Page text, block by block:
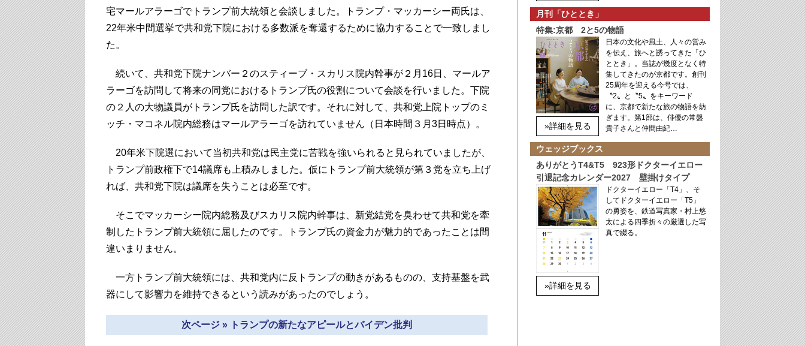
宅マールアラーゴでトランプ前大統領と会談しました。トランプ・マッカーシー両氏は、
22年米中間選挙で共和党下院における多数派を奪還するために協力することで一致しまし
た。
続いて、共和党下院ナンバー２のスティーブ・スカリス院内幹事が２月16日、マールア
ラーゴを訪問して将来の同党におけるトランプ氏の役割について会談を行いました。下院
の２人の大物議員がトランプ氏を訪問した訳です。それに対して、共和党上院トップのミ
ッチ・マコネル院内総務はマールアラーゴを訪れていません（日本時間３月3日時点）。
20年米下院選において当初共和党は民主党に苦戦を強いられると見られていましたが、
トランプ前政権下で14議席も上積みしました。仮にトランプ前大統領が第３党を立ち上げ
れば、共和党下院は議席を失うことは必至です。
そこでマッカーシー院内総務及びスカリス院内幹事は、新党結党を臭わせて共和党を牽
制したトランプ前大統領に屈したのです。トランプ氏の資金力が魅力的であったことは間
違いまりません。
一方トランプ前大統領には、共和党内に反トランプの動きがあるものの、支持基盤を武
器にして影響力を維持できるという読みがあったのでしょう。
次ページ » トランプの新たなアピールとバイデン批判
月刊「ひととき」
特集:京都 2と5の物語
»詳細を見る
日本の文化や風土、人々の営み
を伝え、旅へと誘ってきた「ひ
ととき」。当誌が幾度となく特
集してきたのが京都です。創刊
25周年を迎える今号では、
〝2〟と〝5〟をキーワード
に、京都で新たな旅の物語を紡
ぎます。第1部は、俳優の常盤
貴子さんと仲間由紀…
ウェッジブックス
ありがとうT4&T5 923形ドクターイエロー
引退記念カレンダー2027 壁掛けタイプ
»詳細を見る
ドクターイエロー「T4」、そ
してドクターイエロー「T5」
の勇姿を、鉄道写真家・村上悠
太による四季折々の厳選した写
真で綴る。